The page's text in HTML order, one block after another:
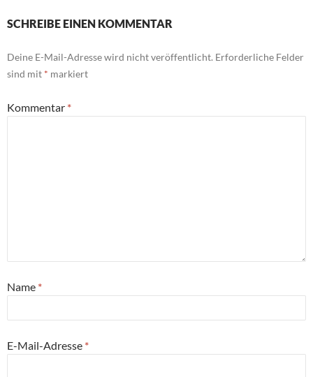
SCHREIBE EINEN KOMMENTAR
Deine E-Mail-Adresse wird nicht veröffentlicht. Erforderliche Felder
sind mit * markiert
Kommentar *
Name *
E-Mail-Adresse *